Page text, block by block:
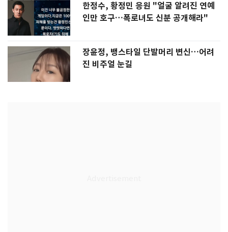
한정수, 황정민 응원 "얼굴 알려진 연예
인만 호구…폭로녀도 신분 공개해라"
장윤정, 뱅스타일 단발머리 변신…어려
진 비주얼 눈길